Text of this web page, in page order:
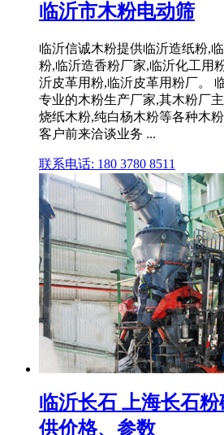
临沂市木粉电动筛
临沂信诚木粉提供临沂造纸粉,
粉,临沂造香粉厂家,临沂化工用
沂皮革用粉,临沂皮革用粉厂。
专业的木粉生产厂家,其木粉厂
烧纸木粉,纯白杨木粉等各种木
客户前来洽谈业务 ...
联系电话: 180 3780 8511
临沂长石 上海长石
供价格、参数